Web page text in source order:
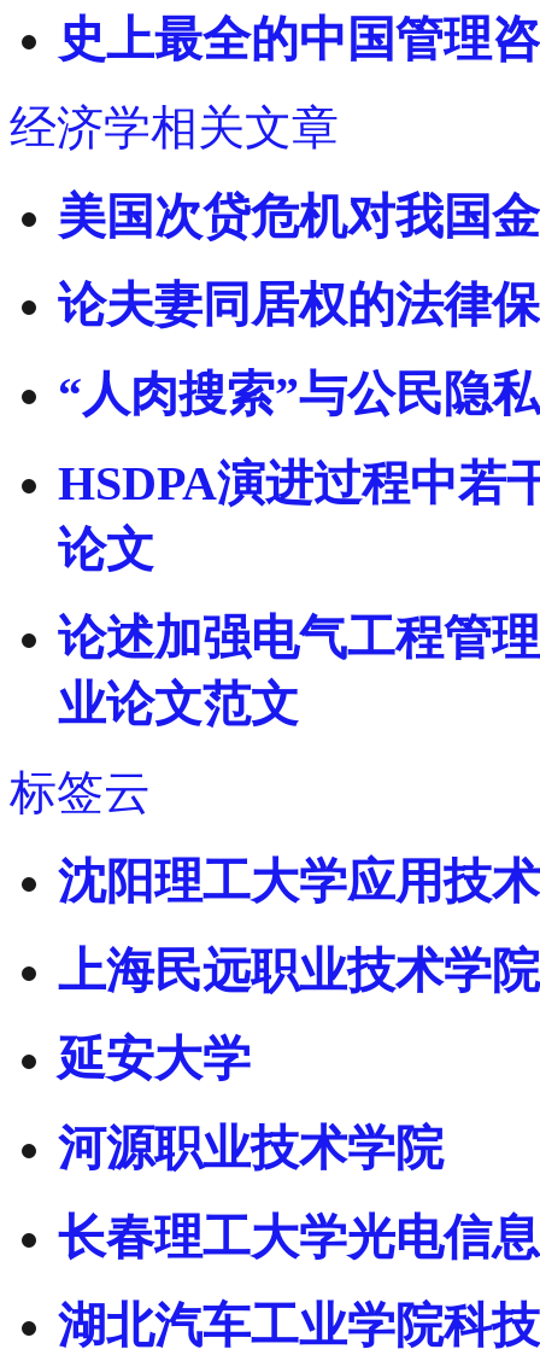
史上最全的中国管理
经济学相关文章
美国次贷危机对我国
论夫妻同居权的法律
“人肉搜索”与公民隐
HSDPA演进过程中若
论文
论述加强电气工程管
业论文范文
标签云
沈阳理工大学应用技
上海民远职业技术学院
延安大学
河源职业技术学院
长春理工大学光电信
湖北汽车工业学院科